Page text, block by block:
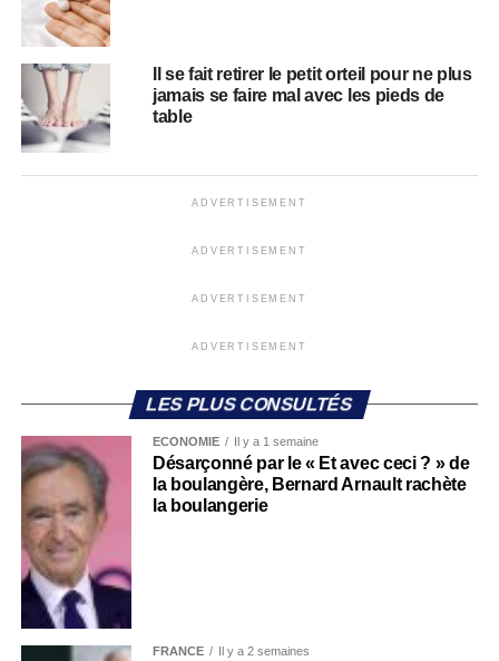
Il se fait retirer le petit orteil pour ne plus
jamais se faire mal avec les pieds de
table
ADVERTISEMENT
ADVERTISEMENT
ADVERTISEMENT
ADVERTISEMENT
LES PLUS CONSULTÉS
ECONOMIE Il y a 1 semaine
Désarçonné par le « Et avec ceci ? » de
la boulangère, Bernard Arnault rachète
la boulangerie
FRANCE Il y a 2 semaines